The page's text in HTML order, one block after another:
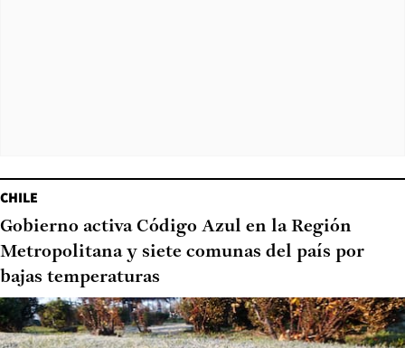
CHILE
Gobierno activa Código Azul en la Región
Metropolitana y siete comunas del país por
bajas temperaturas